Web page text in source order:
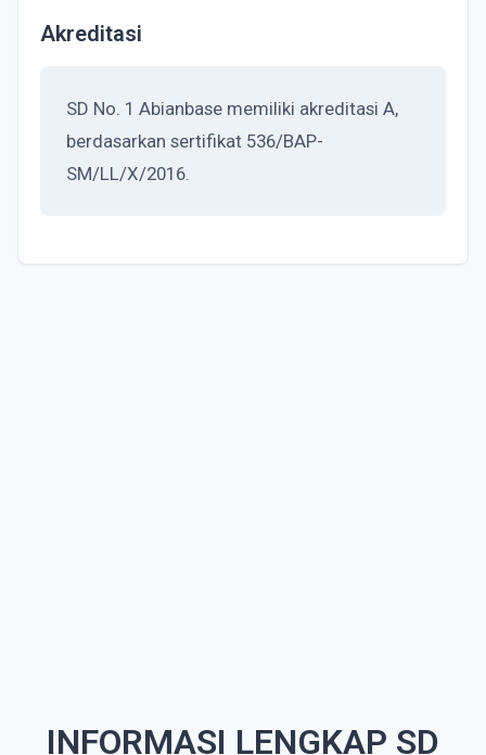
Akreditasi
SD No. 1 Abianbase memiliki akreditasi A,
berdasarkan sertifikat 536/BAP-
SM/LL/X/2016.
INFORMASI LENGKAP SD